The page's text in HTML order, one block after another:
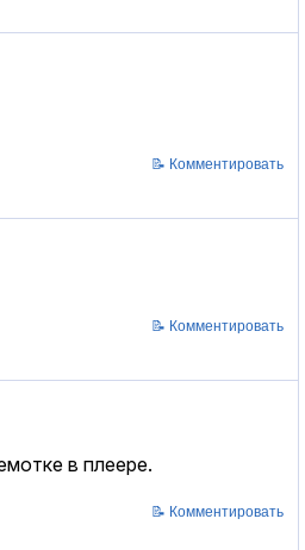
📝 Комментировать
📝 Комментировать
в плеере.
📝 Комментировать